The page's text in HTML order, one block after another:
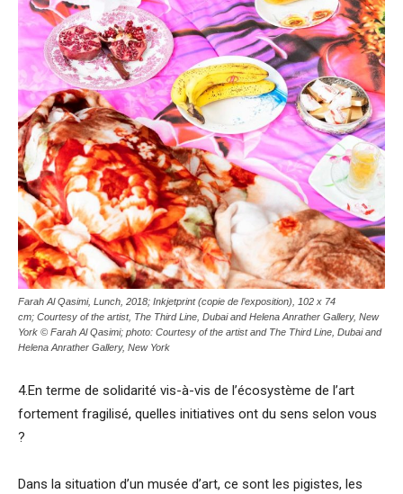
Farah Al Qasimi, Lunch , 2018; Inkjetprint (copie de l’exposition), 102 x 74
cm; Courtesy of the artist, The Third Line, Dubai and Helena Anrather Gallery, New
York © Farah Al Qasimi; photo: Courtesy of the artist and The Third Line, Dubai and
Helena Anrather Gallery, New York
4.En terme de solidarité vis-à-vis de l’écosystème de l’art
fortement fragilisé, quelles initiatives ont du sens selon vous
?
Dans la situation d’un musée d’art, ce sont les pigistes, les